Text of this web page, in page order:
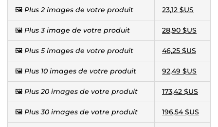
🖼️ Plus 2 images de votre produit 23,12 $US
🖼️ Plus 3 image de votre produit 28,90 $US
🖼️ Plus 5 images de votre produit 46,25 $US
🖼️ Plus 10 images de votre produit 92,49 $US
🖼️ Plus 20 images de votre produit 173,42 $US
🖼️ Plus 30 images de votre produit 196,54 $US